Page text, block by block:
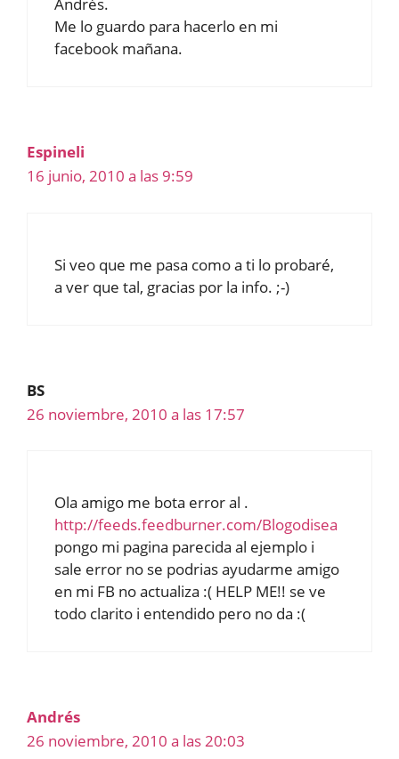
Andrés.
Me lo guardo para hacerlo en mi
facebook mañana.
Espineli
16 junio, 2010 a las 9:59
Si veo que me pasa como a ti lo probaré,
a ver que tal, gracias por la info. ;-)
BS
26 noviembre, 2010 a las 17:57
Ola amigo me bota error al .
http://feeds.feedburner.com/Blogodisea
pongo mi pagina parecida al ejemplo i
sale error no se podrias ayudarme amigo
en mi FB no actualiza :( HELP ME!! se ve
todo clarito i entendido pero no da :(
Andrés
26 noviembre, 2010 a las 20:03